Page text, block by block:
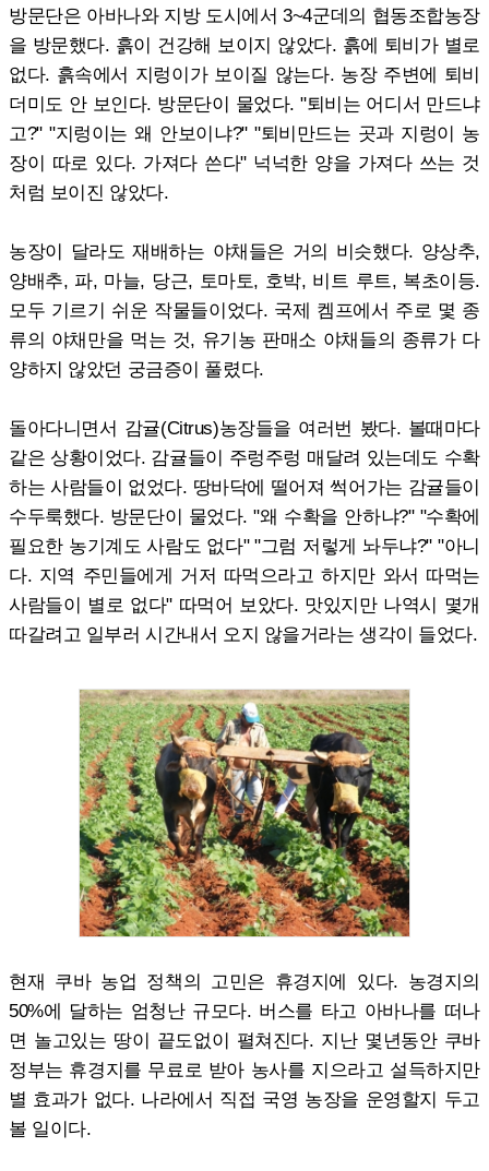
방문단은 아바나와 지방 도시에서 3~4군데의 협동조합농장
을 방문했다. 흙이 건강해 보이지 않았다. 흙에 퇴비가 별로
없다. 흙속에서 지렁이가 보이질 않는다. 농장 주변에 퇴비
더미도 안 보인다. 방문단이 물었다. "퇴비는 어디서 만드냐
고?" "지렁이는 왜 안보이냐?" "퇴비만드는 곳과 지렁이 농
장이 따로 있다. 가져다 쓴다" 넉넉한 양을 가져다 쓰는 것
처럼 보이진 않았다.
농장이 달라도 재배하는 야채들은 거의 비슷했다. 양상추,
양배추, 파, 마늘, 당근, 토마토, 호박, 비트 루트, 복초이등.
모두 기르기 쉬운 작물들이었다. 국제 켐프에서 주로 몇 종
류의 야채만을 먹는 것, 유기농 판매소 야채들의 종류가 다
양하지 않았던 궁금증이 풀렸다.
돌아다니면서 감귤(Citrus)농장들을 여러번 봤다. 볼때마다
같은 상황이었다. 감귤들이 주렁주렁 매달려 있는데도 수확
하는 사람들이 없었다. 땅바닥에 떨어져 썩어가는 감귤들이
수두룩했다. 방문단이 물었다. "왜 수확을 안하냐?" "수확에
필요한 농기계도 사람도 없다" "그럼 저렇게 놔두냐?" "아니
다. 지역 주민들에게 거저 따먹으라고 하지만 와서 따먹는
사람들이 별로 없다" 따먹어 보았다. 맛있지만 나역시 몇개
따갈려고 일부러 시간내서 오지 않을거라는 생각이 들었다.
현재 쿠바 농업 정책의 고민은 휴경지에 있다. 농경지의
50%에 달하는 엄청난 규모다. 버스를 타고 아바나를 떠나
면 놀고있는 땅이 끝도없이 펼쳐진다. 지난 몇년동안 쿠바
정부는 휴경지를 무료로 받아 농사를 지으라고 설득하지만
별 효과가 없다. 나라에서 직접 국영 농장을 운영할지 두고
볼 일이다.